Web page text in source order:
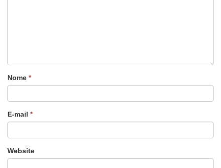
Nome *
E-mail *
Website